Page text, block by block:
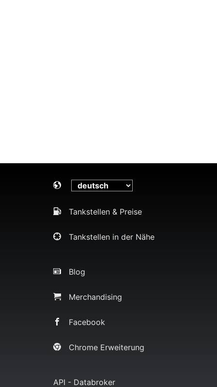
Tankstellen & Preise
Tankstellen in der Nähe
Blog
Merchandising
Facebook
Chrome Erweiterung
API - Databroker